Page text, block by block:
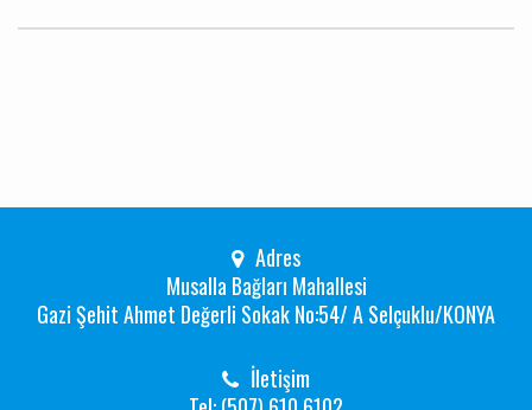
Adres
Musalla Bağları Mahallesi
Gazi Şehit Ahmet Değerli Sokak No:54/ A Selçuklu/KONYA
İletişim